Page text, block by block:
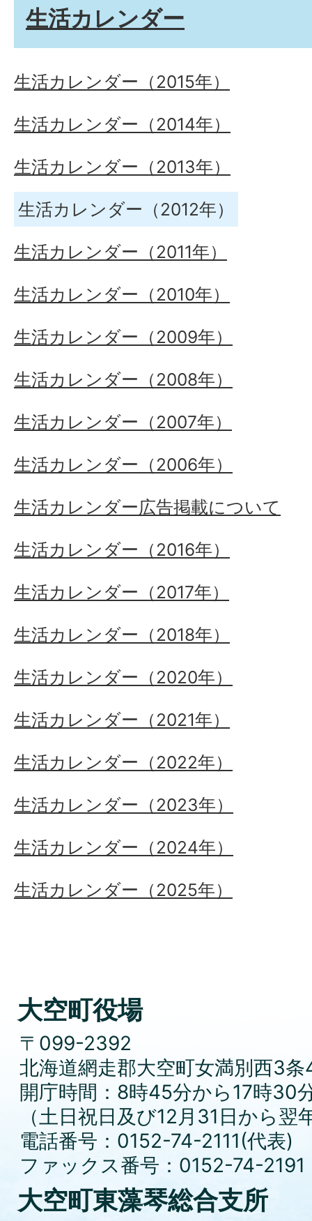
生活カレンダー
生活カレンダー（2015年）
生活カレンダー（2014年）
生活カレンダー（2013年）
生活カレンダー（2012年）
生活カレンダー（2011年）
生活カレンダー（2010年）
生活カレンダー（2009年）
生活カレンダー（2008年）
生活カレンダー（2007年）
生活カレンダー（2006年）
生活カレンダー広告掲載について
生活カレンダー（2016年）
生活カレンダー（2017年）
生活カレンダー（2018年）
生活カレンダー（2020年）
生活カレンダー（2021年）
生活カレンダー（2022年）
生活カレンダー（2023年）
生活カレンダー（2024年）
生活カレンダー（2025年）
大空町役場
〒099-2392
北海道網走郡大空町女満別西3条
開庁時間：8時45分から17時30
（土日祝日及び12月31日から
電話番号：0152-74-2111(代表)
ファックス番号：0152-74-2191
大空町東藻琴総合支所